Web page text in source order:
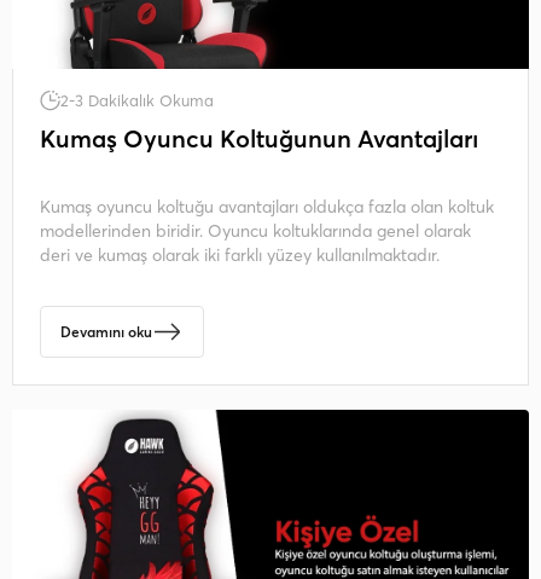
2-3 Dakikalık Okuma
Kumaş Oyuncu Koltuğunun Avantajları
Kumaş oyuncu koltuğu avantajları oldukça fazla olan koltuk
modellerinden biridir. Oyuncu koltuklarında genel olarak
deri ve kumaş olarak iki farklı yüzey kullanılmaktadır.
Devamını oku